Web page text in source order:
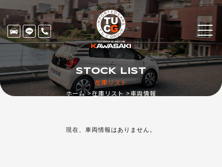
在庫リスト
STOCK LIST
ホーム 在庫リスト 車両情報
現在、車両情報はありません。